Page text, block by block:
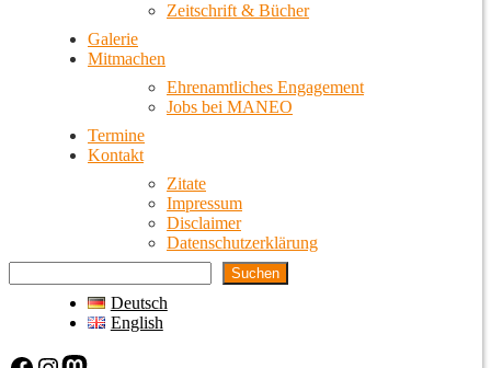
Zeitschrift & Bücher
Galerie
Mitmachen
Ehrenamtliches Engagement
Jobs bei MANEO
Termine
Kontakt
Zitate
Impressum
Disclaimer
Datenschutzerklärung
Suchen
Deutsch
English